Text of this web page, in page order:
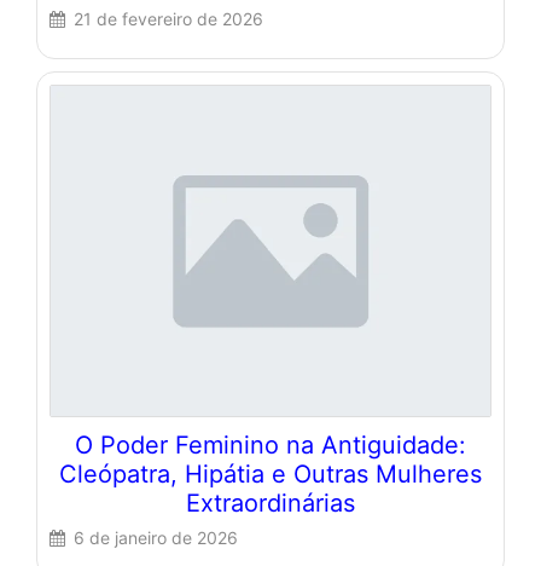
21 de fevereiro de 2026
O Poder Feminino na Antiguidade:
Cleópatra, Hipátia e Outras Mulheres
Extraordinárias
6 de janeiro de 2026